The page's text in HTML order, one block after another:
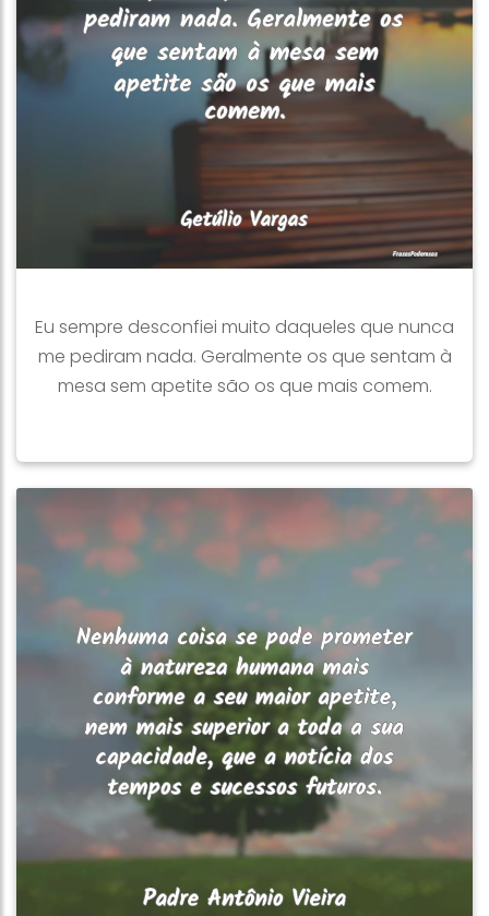
Eu sempre desconfiei muito daqueles que nunca
me pediram nada. Geralmente os que sentam à
mesa sem apetite são os que mais comem.